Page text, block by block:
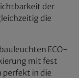
der
die
ECO-
mit fest
perfekt in die